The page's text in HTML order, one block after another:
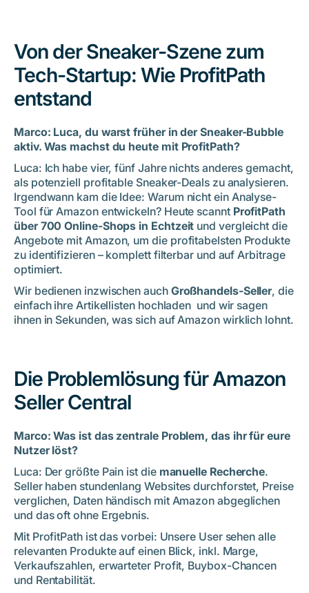
Typische Buchhaltungsprobleme für Amazon-Seller
Tipps für Amazon-Seller Neulinge
Über Profitpath
Von der Sneaker-Szene zum
Tech-Startup: Wie ProfitPath
entstand
Marco: Luca, du warst früher in der Sneaker-Bubble
aktiv. Was machst du heute mit ProfitPath?
Luca: Ich habe vier, fünf Jahre nichts anderes gemacht,
als potenziell profitable Sneaker-Deals zu analysieren.
Irgendwann kam die Idee: Warum nicht ein Analyse-
Tool für Amazon entwickeln? Heute scannt ProfitPath
über 700 Online-Shops in Echtzeit und vergleicht die
Angebote mit Amazon, um die profitabelsten Produkte
zu identifizieren – komplett filterbar und auf Arbitrage
optimiert.
Wir bedienen inzwischen auch Großhandels-Seller, die
einfach ihre Artikellisten hochladen und wir sagen
ihnen in Sekunden, was sich auf Amazon wirklich lohnt.
Die Problemlösung für Amazon
Seller Central
Marco: Was ist das zentrale Problem, das ihr für eure
Nutzer löst?
Luca: Der größte Pain ist die manuelle Recherche.
Seller haben stundenlang Websites durchforstet, Preise
verglichen, Daten händisch mit Amazon abgeglichen
und das oft ohne Ergebnis.
Mit ProfitPath ist das vorbei: Unsere User sehen alle
relevanten Produkte auf einen Blick, inkl. Marge,
Verkaufszahlen, erwarteter Profit, Buybox-Chancen
und Rentabilität.